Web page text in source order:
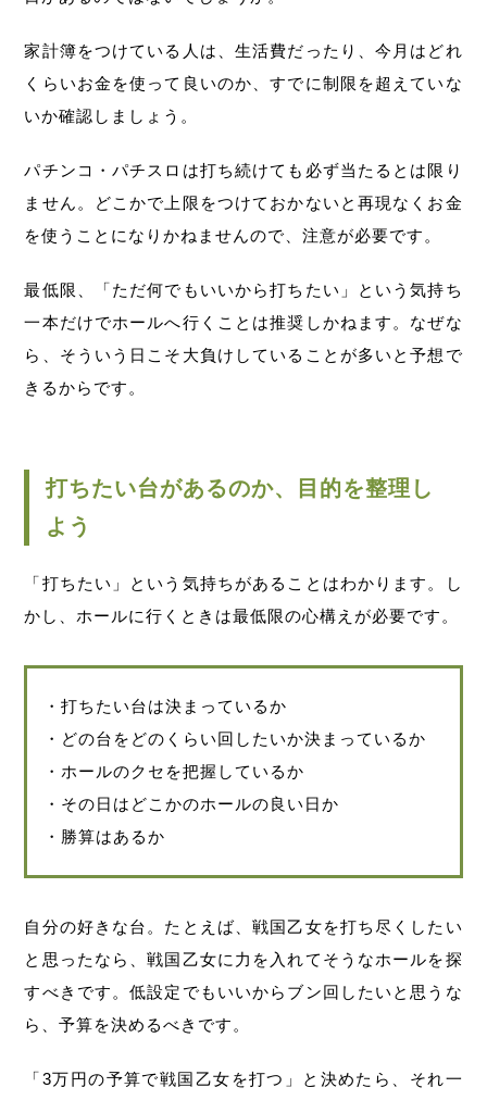
家計簿をつけている人は、生活費だったり、今月はどれ
くらいお金を使って良いのか、すでに制限を超えていな
いか確認しましょう。
パチンコ・パチスロは打ち続けても必ず当たるとは限り
ません。どこかで上限をつけておかないと再現なくお金
を使うことになりかねませんので、注意が必要です。
最低限、「ただ何でもいいから打ちたい」という気持ち
一本だけでホールへ行くことは推奨しかねます。なぜな
ら、そういう日こそ大負けしていることが多いと予想で
きるからです。
打ちたい台があるのか、目的を整理し
よう
「打ちたい」という気持ちがあることはわかります。し
かし、ホールに行くときは最低限の心構えが必要です。
・打ちたい台は決まっているか
・どの台をどのくらい回したいか決まっているか
・ホールのクセを把握しているか
・その日はどこかのホールの良い日か
・勝算はあるか
自分の好きな台。たとえば、戦国乙女を打ち尽くしたい
と思ったなら、戦国乙女に力を入れてそうなホールを探
すべきです。低設定でもいいからブン回したいと思うな
ら、予算を決めるべきです。
「3万円の予算で戦国乙女を打つ」と決めたら、それ一